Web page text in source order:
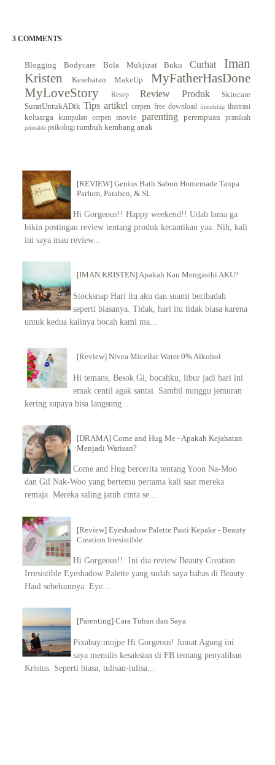
3 COMMENTS
Blogging Bodycare Bola Mukjizat Buku Curhat
Iman
Kristen
Kesehatan MakeUp
MyFatherHasDone
MyLoveStory
Resep Review Produk
Skincare
SuratUntukADik Tips artikel cerpen free download friendship ilustrasi
keluarga kumpulan cerpen movie parenting perempuan pranikah
printable psikologi tumbuh kembang anak
[REVIEW] Genius Bath Sabun Homemade Tanpa
Parfum, Paraben, & SL
Hi Gorgeous!! Happy weekend!! Udah lama ga
bikin postingan review tentang produk kecantikan yaa. Nih, kali
ini saya mau review...
[IMAN KRISTEN] Apakah Kau Mengasihi AKU?
Stocksnap Hari itu aku dan suami beribadah
seperti biasanya. Tidak, hari itu tidak biasa karena
untuk kedua kalinya bocah kami ma...
[Review] Nivea Micellar Water 0% Alkohol
Hi temans, Besok Gi, bocahku, libur jadi hari ini
emak centil agak santai. Sambil nunggu jemuran
kering supaya bisa langsung ...
[DRAMA] Come and Hug Me - Apakah Kejahatan
Menjadi Warisan?
Come and Hug bercerita tentang Yoon Na-Moo
dan Gil Nak-Woo yang bertemu pertama kali saat mereka
remaja. Mereka saling jatuh cinta se...
[Review] Eyeshadow Palette Pasti Kepake - Beauty
Creation Irresistible
Hi Gorgeous!! Ini dia review Beauty Creation
Irresistible Eyeshadow Palette yang sudah saya bahas di Beauty
Haul sebelumnya. Eye...
[Parenting] Cara Tuhan dan Saya
Pixabay:mojpe Hi Gorgeous! Jumat Agung ini
saya menulis kesaksian di FB tentang penyaliban
Kristus. Seperti biasa, tulisan-tulisa...